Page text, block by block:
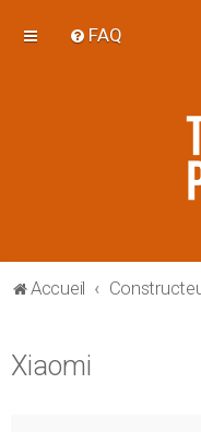
FAQ
Accueil
Xiaomi